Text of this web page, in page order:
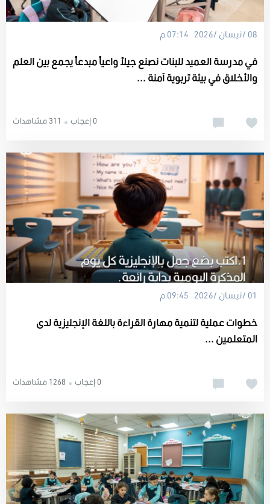
08 /نيسان /2026 07:14 م
في مدرسة العميد للبنات نصنع جيلاً واعياً مبدعاً يجمع بين العلم
والأخلاق في بيئة تربوية آمنة ...
311 مشاهدات 0 إعجاب
01 /نيسان /2026 09:45 م
خطوات عملية لتنمية مهارة القراءة باللغة الإنجليزية لدى
المتعلمين ...
1268 مشاهدات 0 إعجاب